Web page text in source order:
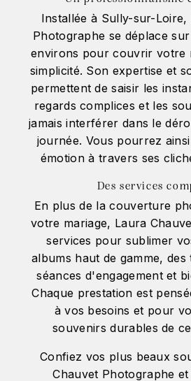
Installée à Sully-sur-Loire,
Photographe se déplace
environs pour couvrir votre
simplicité. Son expertise et
permettent de saisir les
regards complices et les
jamais interférer dans le
journée. Vous pourrez
émotion à travers ses
Des services
En plus de la couverture
votre mariage, Laura
services pour sublimer
albums haut de gamme,
séances d'engagement et
Chaque prestation est
à vos besoins et pour
souvenirs durables de
Confiez vos plus beaux
Chauvet Photographe